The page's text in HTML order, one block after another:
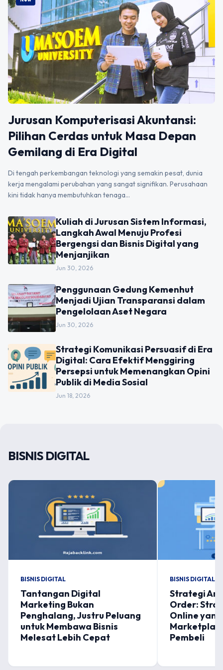
Jurusan Komputerisasi Akuntansi:
Pilihan Cerdas untuk Masa Depan
Gemilang di Era Digital
Di tengah perkembangan teknologi yang semakin pesat, dunia
kerja mengalami perubahan yang sangat signifikan. Perusahaan
kini tidak hanya membutuhkan tenaga…
Kuliah di Jurusan Sistem Informasi,
Langkah Awal Menuju Profesi
Bergengsi dan Bisnis Digital yang
Menjanjikan
Jun 30, 2026
Penggunaan Gedung Kemenhut
Menjadi Ujian Transparansi dalam
Pengelolaan Aset Negara
Jun 30, 2026
Strategi Komunikasi Persuasif di Era
Digital: Cara Efektif Menggiring
Persepsi untuk Memenangkan Opini
Publik di Media Sosial
Jun 18, 2026
BISNIS DIGITAL
BISNIS DIGITAL
Tantangan Digital
Marketing Bukan
Penghalang, Justru Peluang
untuk Membawa Bisnis
Melesat Lebih Cepat
BISNIS DIGITAL
Strategi
Order:
Online
Pembeli